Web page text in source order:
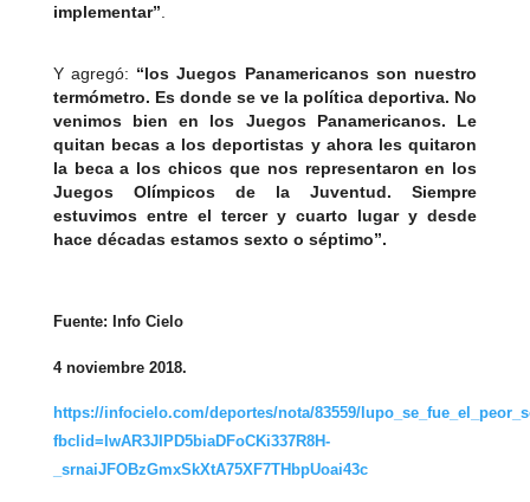
implementar”
Y agregó: “los Juegos Panamericanos son nuestro
termómetro. Es donde se ve la política deportiva. No
venimos bien en los Juegos Panamericanos. Le
quitan becas a los deportistas y ahora les quitaron
la beca a los chicos que nos representaron en los
Juegos Olímpicos de la Juventud. Siempre
estuvimos entre el tercer y cuarto lugar y desde
hace décadas estamos sexto o séptimo”.
Fuente: Info Cielo
4 noviembre 2018.
https://infocielo.com/deportes/nota/83559/
fbclid=IwAR3JIPD5biaDFoCKi337R8H-
_srnaiJFOBzGmxSkXtA75XF7THbpUoai43c